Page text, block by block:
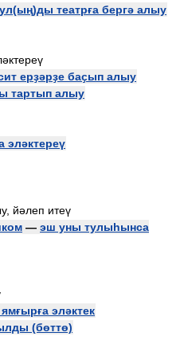
ул(ың)ды театрға бергә алыу
ерҙәрҙе баҫып алыу
тартып алыу
эләктереү
йәлеп итеү
— эш уны тулыһынса
эләктек
(бөттө)